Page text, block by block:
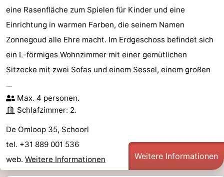
eine Rasenfläche zum Spielen für Kinder und eine
Einrichtung in warmen Farben, die seinem Namen
Zonnegoud alle Ehre macht. Im Erdgeschoss befindet sich
ein L-förmiges Wohnzimmer mit einer gemütlichen
Sitzecke mit zwei Sofas und einem Sessel, einem großen
...
Max. 4 personen.
Schlafzimmer: 2.
De Omloop 35, Schoorl
tel. +31 889 001 536
web. Weitere Informationen Weitere Informationen